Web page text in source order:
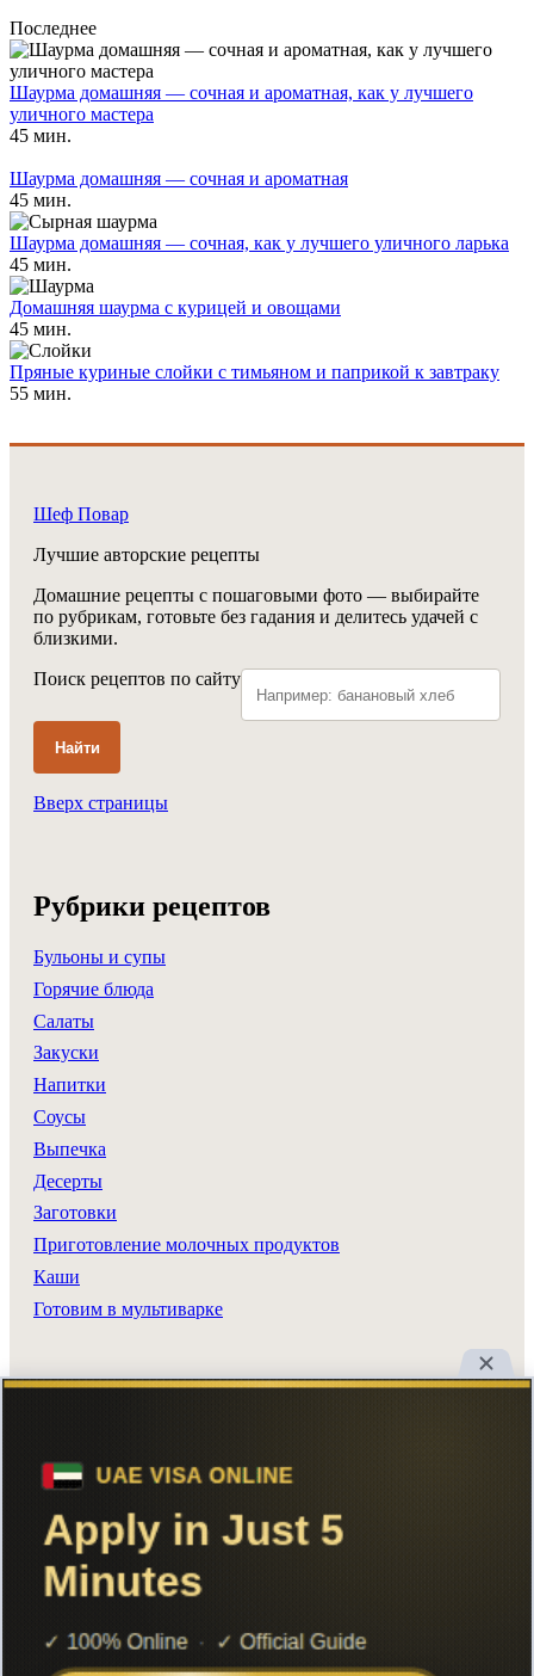
Последнее
Шаурма домашняя — сочная и ароматная, как у лучшего
уличного мастера
45 мин.
Шаурма домашняя — сочная и ароматная
45 мин.
Шаурма домашняя — сочная, как у лучшего уличного ларька
45 мин.
Домашняя шаурма с курицей и овощами
45 мин.
Пряные куриные слойки с тимьяном и паприкой к завтраку
55 мин.
Шеф Повар
Лучшие авторские рецепты
Домашние рецепты с пошаговыми фото — выбирайте
по рубрикам, готовьте без гадания и делитесь удачей с
близкими.
Поиск рецептов по сайту
Найти
Вверх страницы
Рубрики рецептов
Бульоны и супы
Горячие блюда
Салаты
Закуски
Напитки
Соусы
Выпечка
Десерты
Заготовки
Приготовление молочных продуктов
Каши
Готовим в мультиварке
Главная
Поиск
Авторы
Реклама
Вход
Добавить рецепт